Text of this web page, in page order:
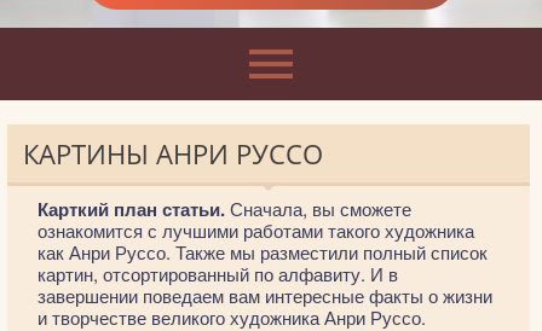
КАРТИНЫ АНРИ РУССО
Карткий план статьи.Сначала, вы сможете
ознакомится с лучшими работами такого художника
как Анри Руссо. Также мы разместили полный список
картин, отсортированный по алфавиту. И в
завершении поведаем вам интересные факты о жизни
и творчестве великого художника Анри Руссо.